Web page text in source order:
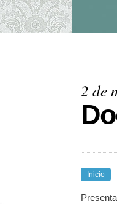
2 de
Inicio